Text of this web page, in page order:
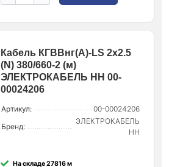
Кабель КГВВнг(А)-LS 2х2.5
(N) 380/660-2 (м)
ЭЛЕКТРОКАБЕЛЬ НН 00-
00024206
Артикул:
00-00024206
Бренд:
ЭЛЕКТРОКАБЕЛЬ
НН
На складе 27816 м